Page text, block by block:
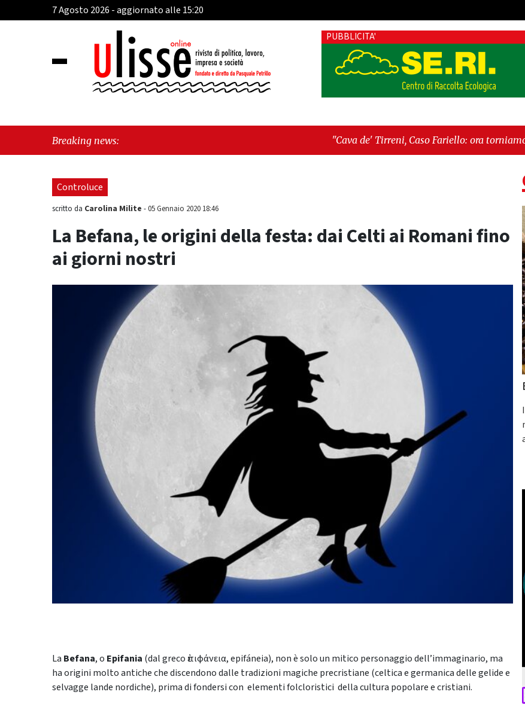
7 Agosto 2026 - aggiornato alle 15:20
PUBBLICITA'
Breaking news: "Cava de' Tirreni, Caso Fariello: ora torniamo ai problemi veri"
perché esiste"
Controluce
scritto da Carolina Milite -05 Gennaio 2020 18:46
La Befana, le origini della festa: dai Celti ai Romani fino
ai giorni nostri
La Befana, o Epifania (dal greco ἐπιφάνεια, epifáneia), non è solo un mitico personaggio dell’immaginario, ma
ha origini molto antiche che discendono dalle tradizioni magiche precristiane (celtica e germanica delle gelide e
selvagge lande nordiche), prima di fondersi con elementi folcloristici della cultura popolare e cristiani.